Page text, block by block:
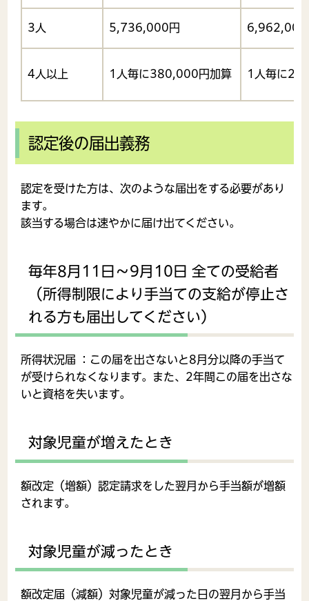
3人 5,736,000円
4人以上 1人毎に380,000円加算 1人毎に
認定後の届出義務
認定を受けた方は、次のような届出をする必要があり
ます。
該当する場合は速やかに届け出てください。
毎年8月11日～9月10日 全ての受給者
（所得制限により手当ての支給が停止さ
れる方も届出してください）
所得状況届 ：この届を出さないと8月分以降の手当て
が受けられなくなります。また、2年間この届を出さな
いと資格を失います。
対象児童が増えたとき
額改定（増額）認定請求をした翌月から手当額が増額
されます。
対象児童が減ったとき
額改定届（減額）対象児童が減った日の翌月から手当